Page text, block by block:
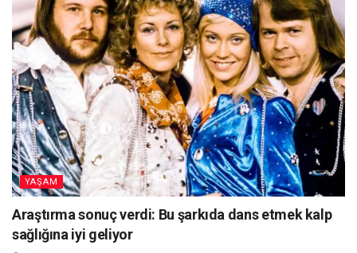
YAŞAM
Araştırma sonuç verdi: Bu şarkıda dans etmek kalp
sağlığına iyi geliyor